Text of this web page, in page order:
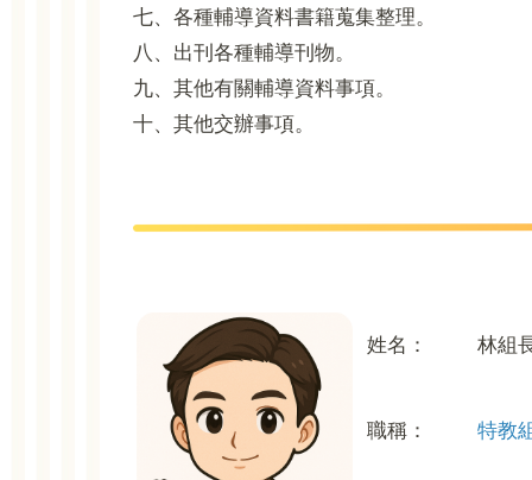
七、各種輔導資料書籍蒐集整理。
八、出刊各種輔導刊物。
九、其他有關輔導資料事項。
十、其他交辦事項。
姓名： 林組
職稱： 特教